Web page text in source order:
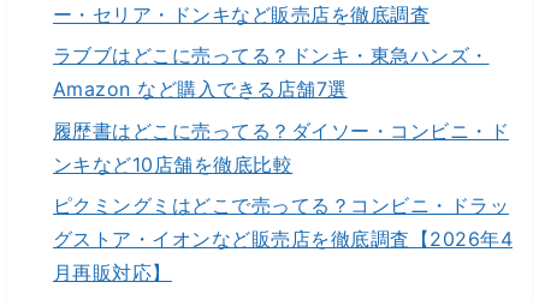
ー・セリア・ドンキなど販売店を徹底調査
ラブブはどこに売ってる？ドンキ・東急ハンズ・
Amazon など購入できる店舗7選
履歴書はどこに売ってる？ダイソー・コンビニ・ド
ンキなど10店舗を徹底比較
ピクミングミはどこで売ってる？コンビニ・ドラッ
グストア・イオンなど販売店を徹底調査【2026年4
月再販対応】